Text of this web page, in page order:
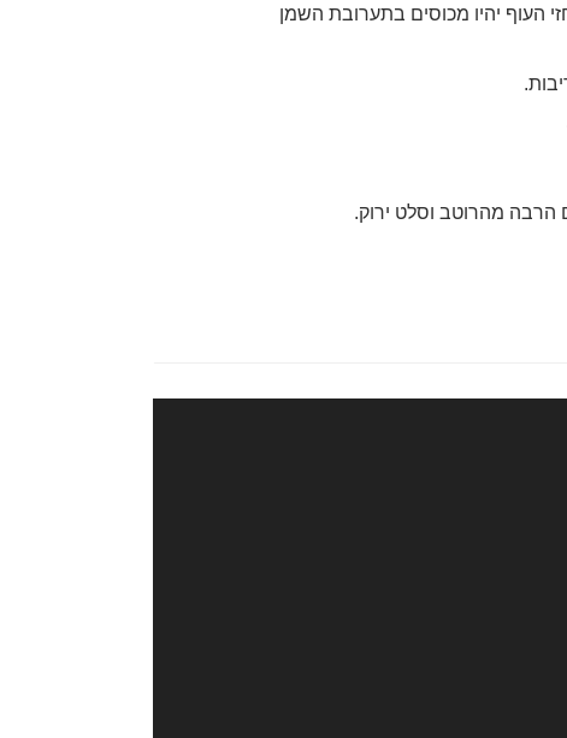
העוף יהיו מכוסים בתערובת השמן
הרבה מהרוטב וסלט ירוק.